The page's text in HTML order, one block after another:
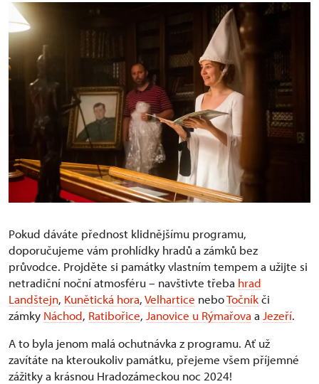
Pokud dáváte přednost klidnějšímu programu,
doporučujeme vám prohlídky hradů a zámků bez
průvodce. Projděte si památky vlastním tempem a užijte si
netradiční noční atmosféru – navštivte třeba hrad
Landštejn, Kunětická hora,Velhartice neboTočníkči
zámky Náchod, Ratibořice, Janovice u Rýmařova a Jezeří.
A to byla jenom malá ochutnávka z programu. Ať už
zavítáte na kteroukoliv památku, přejeme všem příjemné
zážitky a krásnou Hradozámeckou noc 2024!